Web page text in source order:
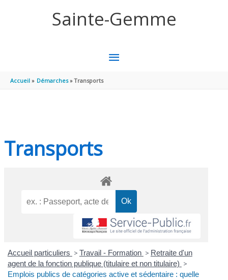
Sainte-Gemme
MENU
Accueil Démarches Transports
Transports
Accueil particuliers > Travail - Formation > Retraite d'un
agent de la fonction publique (titulaire et non titulaire) >
Emplois publics de catégories active et sédentaire : quelle